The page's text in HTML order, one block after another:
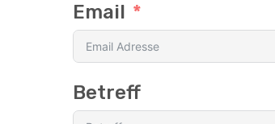
Email
Betreff